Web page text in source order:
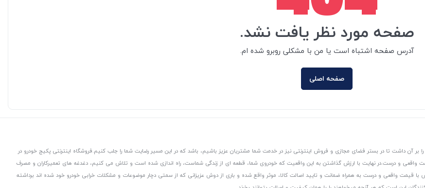
صفحه مورد نظر یافت نشد.
آدرس صفحه اشتباه است یا من با مشکلی روبرو شده ام.
صفحه اصلی
بر آن داشت تا در بستر فضای مجازی و فروش اینترنتی نیز در خدمت شما مشتریان عزیز باشیم، باشد که در این مسیر رضایت شما را جلب کنیم.فروشگاه اینترنتی پکیج خودرو در
واقعی و درست.در نهایت با ارزش گذاشتن به این واقعیت که خودروی شما، قطعه ای از زندگی شماست، راه اندازی شده است و تلاش می کنیم، دغدغه های تعمیرکاران و مصرف
با قیمت واقعی و درست به همراه ضمانت و تایید اصالت کالا، موثر واقع شده و باری از دوش عزیزانی که از سمتی دچار موضوعات و مشکلات خرابی خودرو خود شده اند برداشته